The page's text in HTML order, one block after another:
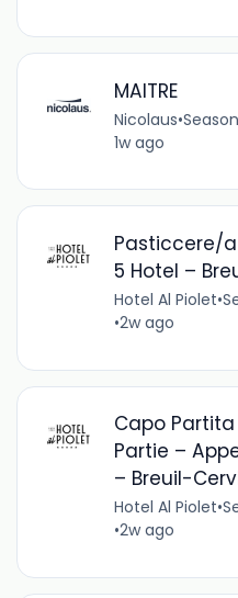
MAITRE
Nicolaus•
1w ago
Pasticcere/
5 Hotel –
Hotel Al Piolet•
•2w ago
Capo
Partie –
– Breuil-
Hotel Al Piolet•
•2w ago